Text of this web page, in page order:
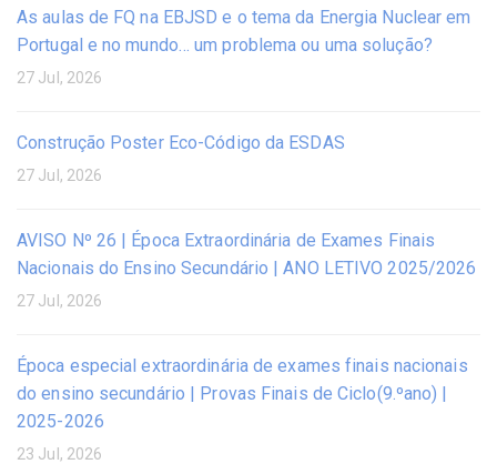
As aulas de FQ na EBJSD e o tema da Energia Nuclear em
Portugal e no mundo… um problema ou uma solução?
27 Jul, 2026
Construção Poster Eco-Código da ESDAS
27 Jul, 2026
AVISO Nº 26 | Época Extraordinária de Exames Finais
Nacionais do Ensino Secundário | ANO LETIVO 2025/2026
27 Jul, 2026
Época especial extraordinária de exames finais nacionais
do ensino secundário | Provas Finais de Ciclo(9.ºano) |
2025-2026
23 Jul, 2026